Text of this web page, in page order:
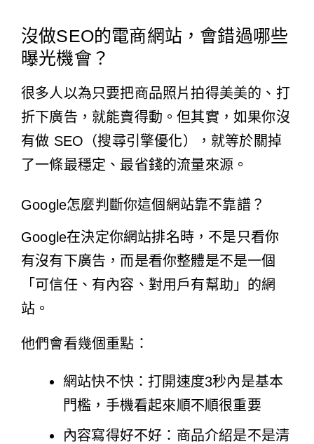
沒做SEO的電商網站，會錯過哪些
曝光機會？
很多人以為只要把商品照片拍得美美的、打
折下廣告，就能賣得動。但其實，如果你沒
有做 SEO（搜尋引擎優化），就等於關掉
了一條最穩定、最省錢的流量來源。
Google怎麼判斷你這個網站靠不靠譜？
Google在決定你網站排名時，不是只看你
有沒有下廣告，而是看你整體是不是一個
「可信任、有內容、對用戶有幫助」的網
站。
他們會看幾個重點：
網站快不快：打開速度3秒內是基本
門檻，手機看起來順不順很重要
內容寫得好不好：商品介紹是不是清